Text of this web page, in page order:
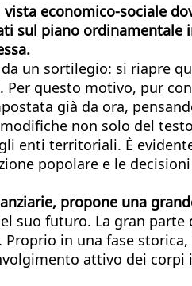
economico-sociale
sul piano
un sortilegio: si riapre
questo motivo, pur
già da ora,
non solo del
enti territoriali. È
popolare e le
propone una
futuro. La gran parte
in una fase
attivo dei